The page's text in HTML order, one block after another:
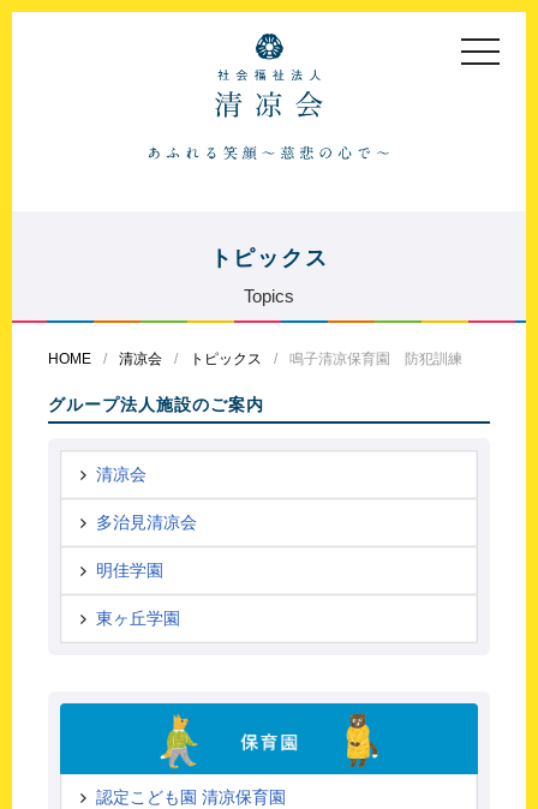
toggle
トピックス
Topics
HOME 清凉会 トピックス 鳴子清凉保育園 防犯訓練
グループ法人施設のご案内
清凉会
多治見清凉会
明佳学園
東ヶ丘学園
認定こども園 清凉保育園